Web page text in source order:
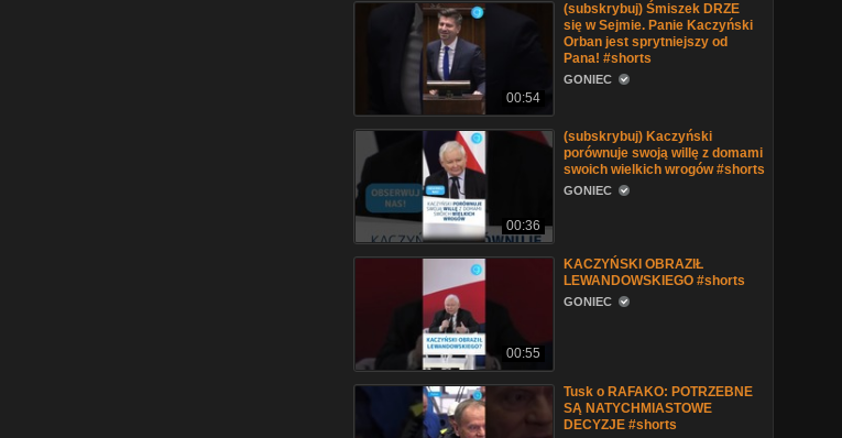
00:54
(subskrybuj) Śmiszek DRZE
się w Sejmie. Panie Kaczyński
Orban jest sprytniejszy od
Pana! #shorts
GONIEC
00:36
(subskrybuj) Kaczyński
porównuje swoją willę z domami
swoich wielkich wrogów #shorts
GONIEC
00:55
KACZYŃSKI OBRAZIŁ
LEWANDOWSKIEGO #shorts
GONIEC
Tusk o RAFAKO: POTRZEBNE
SĄ NATYCHMIASTOWE
DECYZJE #shorts